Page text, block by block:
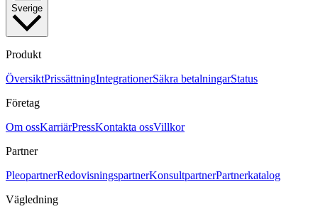
Sverige
Produkt
ÖversiktPrissättningIntegrationerSäkra betalningarStatus
Företag
Om ossKarriärPressKontakta ossVillkor
Partner
PleopartnerRedovisningspartnerKonsultpartnerPartnerkatalog
Vägledning